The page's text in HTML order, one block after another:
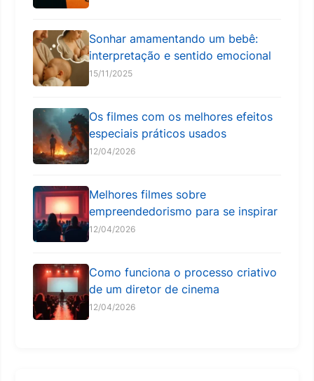
Sonhar amamentando um bebê:
interpretação e sentido emocional
15/11/2025
Os filmes com os melhores efeitos
especiais práticos usados
12/04/2026
Melhores filmes sobre
empreendedorismo para se inspirar
12/04/2026
Como funciona o processo criativo
de um diretor de cinema
12/04/2026